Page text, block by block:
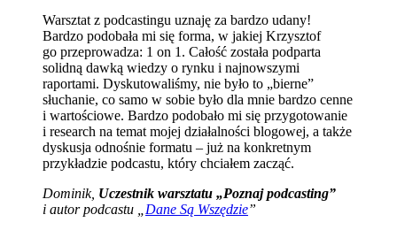
Warsztat z podcastingu uznaję za bardzo udany!
Bardzo podobała mi się forma, w jakiej Krzysztof
go przeprowadza: 1 on 1. Całość została podparta
solidną dawką wiedzy o rynku i najnowszymi
raportami. Dyskutowaliśmy, nie było to „bierne”
słuchanie, co samo w sobie było dla mnie bardzo cenne
i wartościowe. Bardzo podobało mi się przygotowanie
i research na temat mojej działalności blogowej, a także
dyskusja odnośnie formatu – już na konkretnym
przykładzie podcastu, który chciałem zacząć.
Dominik, Uczestnik warsztatu „Poznaj podcasting”
i autor podcastu „ Dane Są Wszędzie”